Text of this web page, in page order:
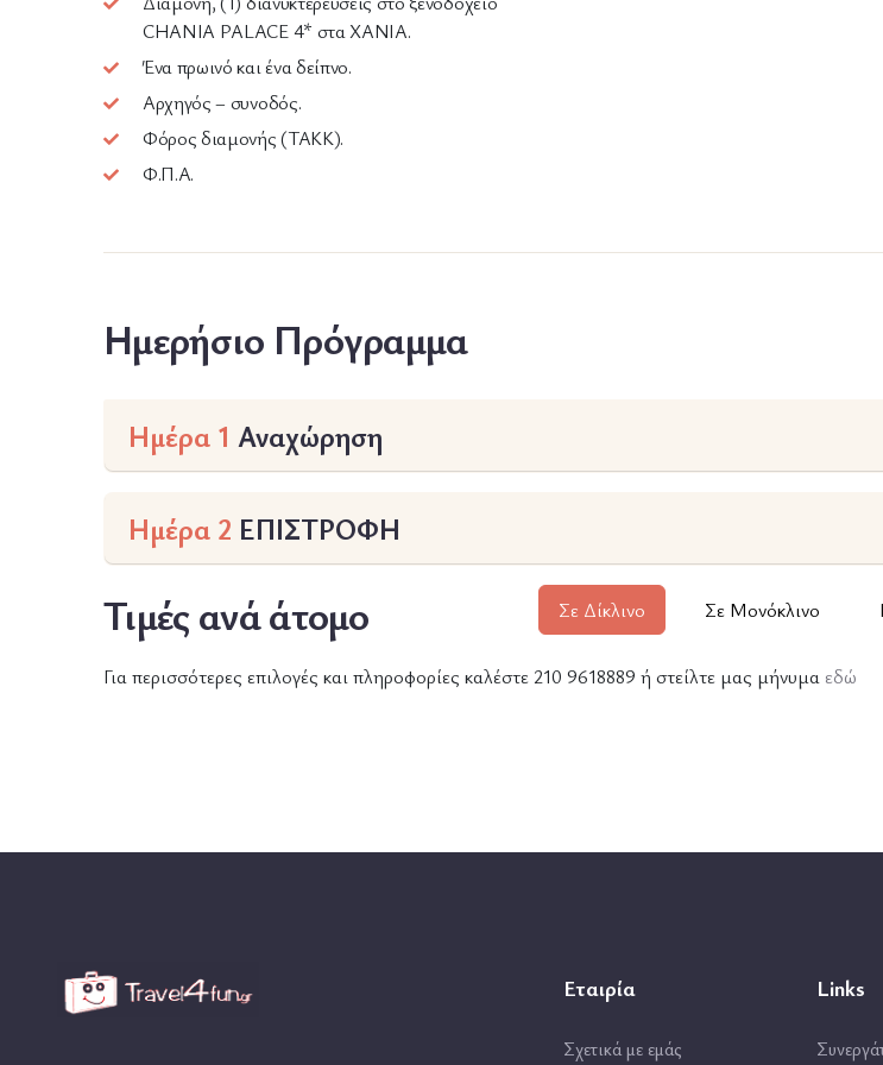
CHANIA PALACE 4* στα ΧΑΝΙΑ.
Ένα πρωινό και ένα δείπνο.
Αρχηγός – συνοδός.
Φόρος διαμονής (ΤΑΚΚ).
Φ.Π.Α.
Ημερήσιο Πρόγραμμα
Ημέρα 1 Αναχώρηση
Ημέρα 2 ΕΠΙΣΤΡΟΦΗ
Τιμές ανά άτομο Σε Δίκλινο Σε Μονόκλινο
Για περισσότερες επιλογές και πληροφορίες καλέστε 210 9618889 ή στείλτε μας μήνυμα εδώ
Εταιρία
Σχετικά με εμάς
Links